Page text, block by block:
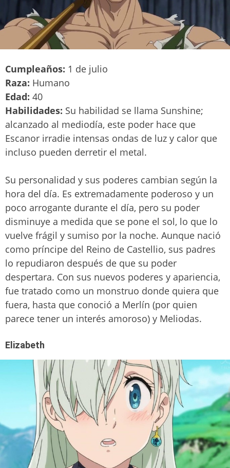
Cumpleaños: 1 de julio
Raza: Humano
Edad: 40
Habilidades: Su habilidad se llama Sunshine;
alcanzado al mediodía, este poder hace que
Escanor irradie intensas ondas de luz y calor que
incluso pueden derretir el metal.
Su personalidad y sus poderes cambian según la
hora del día. Es extremadamente poderoso y un
poco arrogante durante el día, pero su poder
disminuye a medida que se pone el sol, lo que lo
vuelve frágil y sumiso por la noche. Aunque nació
como príncipe del Reino de Castellio, sus padres
lo repudiaron después de que su poder
despertara. Con sus nuevos poderes y apariencia,
fue tratado como un monstruo donde quiera que
fuera, hasta que conoció a Merlín (por quien
parece tener un interés amoroso) y Meliodas.
Elizabeth